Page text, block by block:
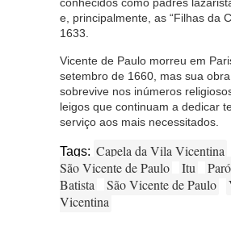
e, principalmente, as “Filhas da
1633.
Vicente de Paulo morreu em
setembro de 1660, mas sua
sobrevive nos inúmeros
leigos que continuam a dedicar
serviço aos mais necessitados.
Tags: Capela da Vila Vicentina
São Vicente de Paulo
Itu
Batista
São Vicente de Paulo
Vicentina